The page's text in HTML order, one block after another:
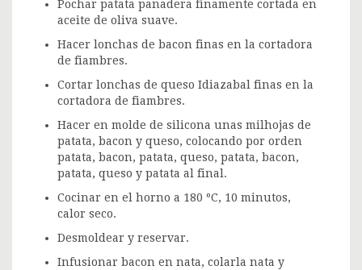
Pochar patata panadera finamente cortada en
aceite de oliva suave.
Hacer lonchas de bacon finas en la cortadora
de fiambres.
Cortar lonchas de queso Idiazabal finas en la
cortadora de fiambres.
Hacer en molde de silicona unas milhojas de
patata, bacon y queso, colocando por orden
patata, bacon, patata, queso, patata, bacon,
patata, queso y patata al final.
Cocinar en el horno a 180 ºC, 10 minutos,
calor seco.
Desmoldear y reservar.
Infusionar bacon en nata, colarla nata y